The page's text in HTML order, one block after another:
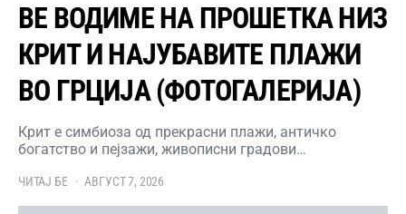
ВЕ ВОДИМЕ НА ПРОШЕТКА НИЗ
КРИТ И НАЈУБАВИТЕ ПЛАЖИ
ВО ГРЦИЈА (ФОТОГАЛЕРИЈА)
Крит е симбиоза од прекрасни плажи, античко
богатство и пејзажи, живописни градови…
ЧИТАЈ БЕ АВГУСТ 7, 2026